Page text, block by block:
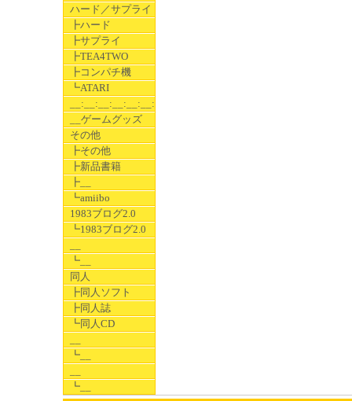
ハード／サプライ
┣ハード
┣サプライ
┣TEA4TWO
┣コンパチ機
┗ATARI
__:__:__:__:__:__:__
__ゲームグッズ
その他
┣その他
┣新品書籍
┣__
┗amiibo
1983ブログ2.0
┗1983ブログ2.0
┗__
同人
┣同人ソフト
┣同人誌
┗同人CD
┗__
┗__